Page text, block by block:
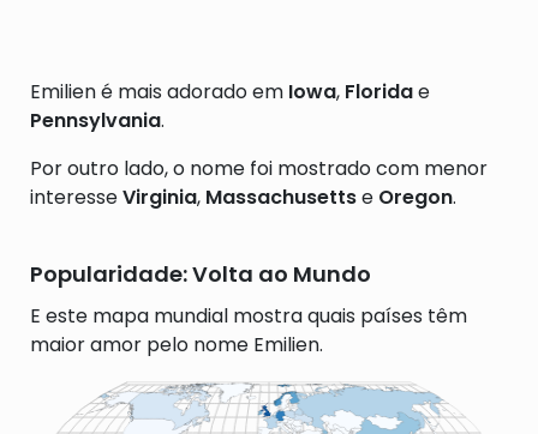
Emilien é mais adorado em Iowa, Floridae
Pennsylvania.
Por outro lado, o nome foi mostrado com menor
interesseVirginia, Massachusettse Oregon.
Popularidade: Volta ao Mundo
E este mapa mundial mostra quais países têm
maior amor pelo nome Emilien.